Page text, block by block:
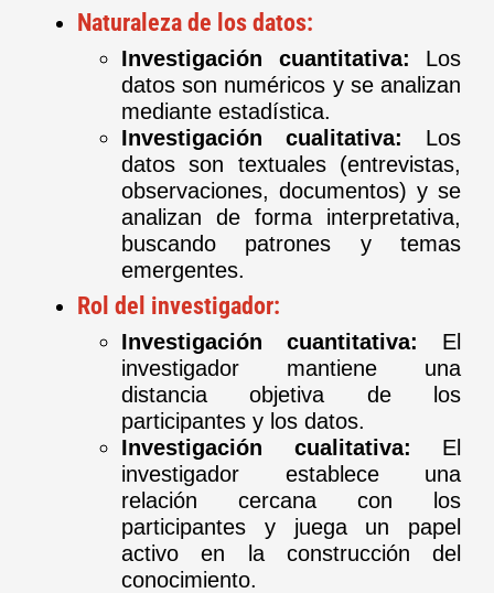
Naturaleza de los datos:
Investigación cuantitativa: Los
datos son numéricos y se analizan
mediante estadística.
Investigación cualitativa: Los
datos son textuales (entrevistas,
observaciones, documentos) y se
analizan de forma interpretativa,
buscando patrones y temas
emergentes.
Rol del investigador:
Investigación cuantitativa: El
investigador mantiene una
distancia objetiva de los
participantes y los datos.
Investigación cualitativa: El
investigador establece una
relación cercana con los
participantes y juega un papel
activo en la construcción del
conocimiento.